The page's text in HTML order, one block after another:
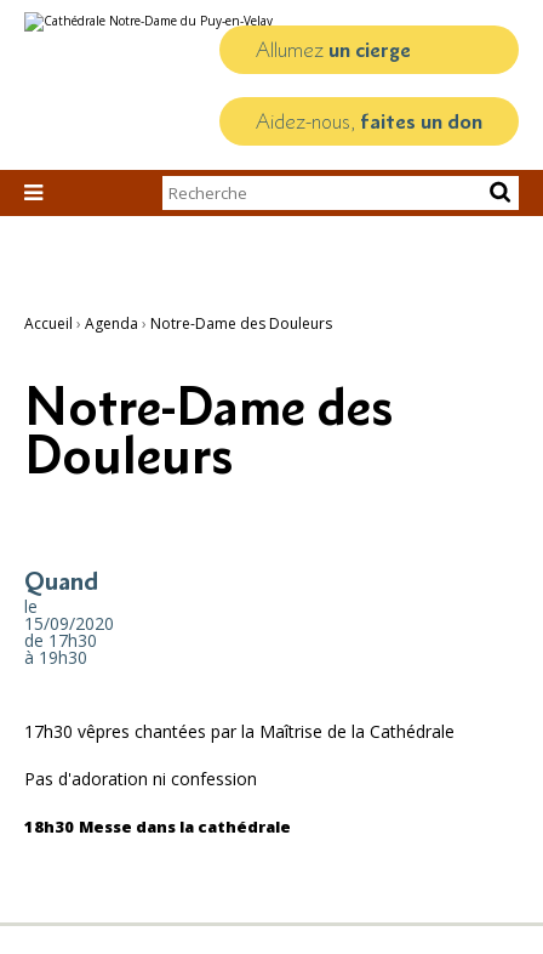
au
personnels
Allumez un cierge
Aidez-nous, faites un don

Chercher par
Recherche
Accueil › Agenda › Notre-Dame des Douleurs
Notre-Dame des
Douleurs
Quand
le
15/09/2020
de 17h30
à 19h30
17h30 vêpres chantées par la Maîtrise de la Cathédrale
Pas d'adoration ni confession
18h30 Messe dans la cathédrale